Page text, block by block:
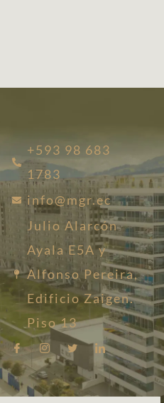
+593 98 683
1783
info@mgr.ec
Julio Alarcón
Ayala E5A y
Alfonso Pereira,
Edificio Zaigen.
Piso 13